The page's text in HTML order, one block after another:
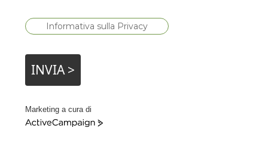
Informativa sulla Privacy
INVIA >
Marketing a cura di
ActiveCampaign